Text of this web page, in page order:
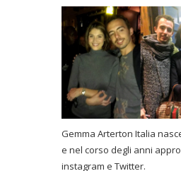
Gemma Arterton Italia
e nel corso degli anni
instagram e Twitter.